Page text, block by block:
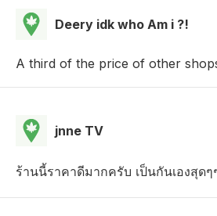
Deery idk who Am i ?!
A third of the price of other
jnne TV
ร้านนี้ราคาดีมากครับ เป็นกันเองสุดๆ